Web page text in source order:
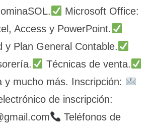
Microsoft Office:
Access y PowerPoint.
y Plan General Contable.
Técnicas de venta.
y mucho más. Inscripción:
de inscripción:
Teléfonos de